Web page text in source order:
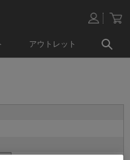
アウトレット